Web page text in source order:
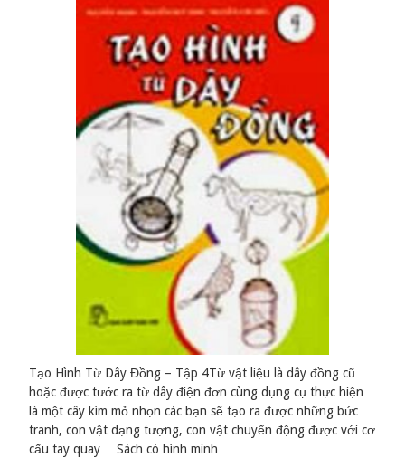
Tạo Hình Từ Dây Đồng – Tập 4Từ vật liệu là dây đồng cũ
hoặc được tước ra từ dây điện đơn cùng dụng cụ thực hiện
là một cây kìm mỏ nhọn các bạn sẽ tạo ra được những bức
tranh, con vật dạng tượng, con vật chuyển động được với cơ
cấu tay quay… Sách có hình minh …